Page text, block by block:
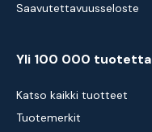
Saavutettavuusseloste
Yli 100 000 tuotetta
Katso kaikki tuotteet
Tuotemerkit